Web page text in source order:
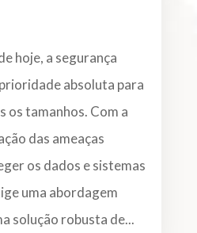
hoje, a segurança
absoluta para
os tamanhos. Com a
das ameaças
os dados e sistemas
uma abordagem
solução robusta de...